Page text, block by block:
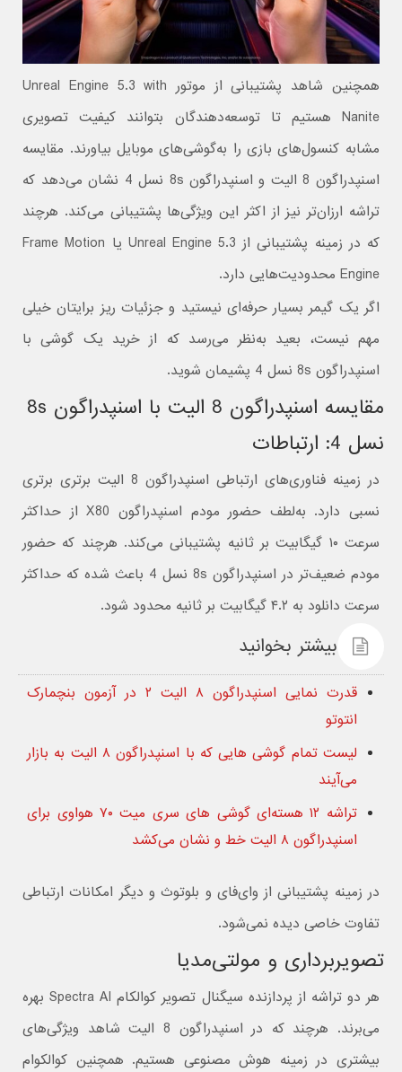
همچنین شاهد پشتیبانی از موتور Unreal Engine 5.3 with
Nanite هستیم تا توسعه‌دهندگان بتوانند کیفیت تصویری
مشابه کنسول‌های بازی را به‌گوشی‌های موبایل بیاورند. مقایسه
اسنپدراگون 8 الیت و اسنپدراگون 8s نسل 4 نشان می‌دهد که
تراشه ارزان‌تر نیز از اکثر این ویژگی‌ها پشتیبانی می‌کند. هرچند
که در زمینه پشتیبانی از Unreal Engine 5.3 یا Frame Motion
Engine محدودیت‌هایی دارد.
اگر یک گیمر بسیار حرفه‌ای نیستید و جزئیات ریز برایتان خیلی
مهم نیست، بعید به‌نظر می‌رسد که از خرید یک گوشی با
اسنپدراگون 8s نسل 4 پشیمان شوید.
مقایسه اسنپدراگون 8 الیت با اسنپدراگون 8s
نسل‌ 4: ارتباطات
در زمینه فناوری‌های ارتباطی اسنپدراگون 8 الیت برتری برتری
نسبی دارد. به‌لطف حضور مودم اسنپدراگون X80 از حداکثر
سرعت ۱۰ گیگابیت بر ثانیه پشتیبانی می‌کند. هرچند که حضور
مودم ضعیف‌تر در اسنپدراگون 8s نسل 4 باعث شده که حداکثر
سرعت دانلود به ۴.۲ گیگابیت بر ثانیه محدود شود.
بیشتر بخوانید
قدرت نمایی اسنپدراگون ۸ الیت ۲ در آزمون بنچمارک
انتوتو
لیست تمام گوشی هایی که با اسنپدراگون ۸ الیت به بازار
می‌آیند
تراشه ۱۲ هسته‌ای گوشی های سری میت ۷۰ هواوی برای
اسنپدراگون ۸ الیت خط و نشان می‌کشد
در زمینه پشتیبانی از وای‌فای و بلوتوث و دیگر امکانات ارتباطی
تفاوت خاصی دیده نمی‌شود.
تصویربرداری و مولتی‌مدیا
هر دو تراشه از پردازنده سیگنال تصویر کوالکام Spectra AI بهره
می‌برند. هرچند که در اسنپدراگون 8 الیت شاهد ویژگی‌های
بیشتری در زمینه هوش مصنوعی هستیم. همچنین کوالکوام